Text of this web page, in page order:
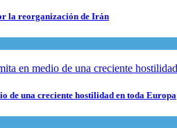
la reorganización de Irán
de una creciente hostilidad en toda Europa